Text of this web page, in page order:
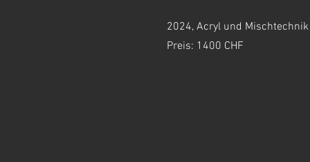
2024, Acryl und
Preis: 1400 CHF